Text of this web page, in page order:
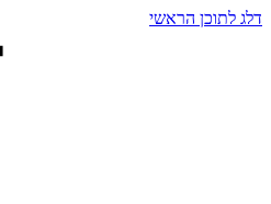
דלג לתוכן הראשי